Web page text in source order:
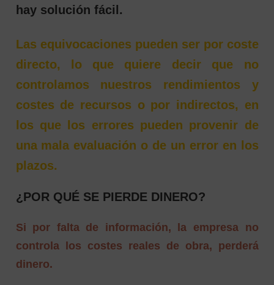
hay solución fácil.
Las equivocaciones pueden ser por coste
directo, lo que quiere decir que no
controlamos nuestros rendimientos y
costes de recursos o por indirectos, en
los que los errores pueden provenir de
una mala evaluación o de un error en los
plazos.
¿POR QUÉ SE PIERDE DINERO?
Si por falta de información, la empresa no
controla los costes reales de obra, perderá
dinero.